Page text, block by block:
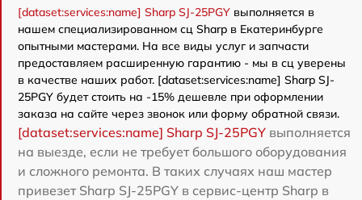
[dataset:services:name] Sharp SJ-25PGY выполняется в
нашем специализированном сц Sharp в Екатеринбурге
опытными мастерами. На все виды услуг и запчасти
предоставляем расширенную гарантию - мы в сц уверены
в качестве наших работ. [dataset:services:name] Sharp SJ-
25PGY будет стоить на -15% дешевле при оформлении
заказа на сайте через звонок или форму обратной связи.
[dataset:services:name] Sharp SJ-25PGY выполняется
на выезде, если не требует большого оборудования
и сложного ремонта. В таких случаях наш мастер
привезет Sharp SJ-25PGY в сервис-центр Sharp в